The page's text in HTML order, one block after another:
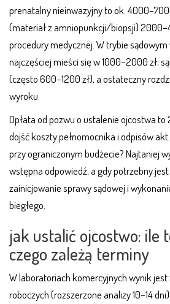
prenatalny nieinwazyjny to ok.
(materiał z amniopunkcji/biopsji)
procedury medycznej. W trybie sądowym
najczęściej mieści się w 1000–2000 zł;
(często 600–1200 zł), a ostateczny
wyroku.
Opłata od pozwu o ustalenie ojcostwa
dojść koszty pełnomocnika i odpisów
przy ograniczonym budżecie? Najtaniej
wstępna odpowiedź, a gdy potrzebny
zainicjowanie sprawy sądowej i
biegłego.
jak ustalić ojcostwo: ile
czego zależą terminy
W laboratoriach komercyjnych wynik jest
roboczych (rozszerzone analizy 10–14